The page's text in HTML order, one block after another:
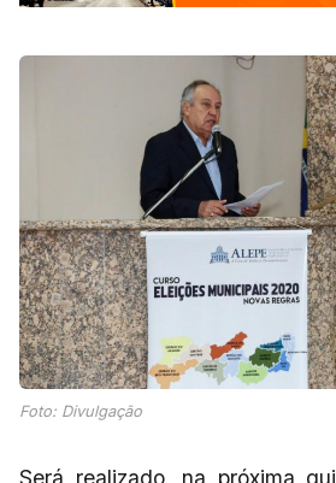
Foto: Divulgação
Será realizado, na próxima